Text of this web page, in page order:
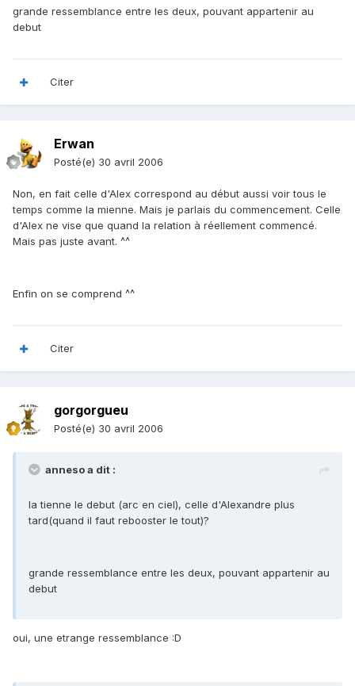
grande ressemblance entre les deux, pouvant appartenir au
debut
Citer
Erwan
Posté(e) 30 avril 2006
Non, en fait celle d'Alex correspond au début aussi voir tous le
temps comme la mienne. Mais je parlais du commencement. Celle
d'Alex ne vise que quand la relation à réellement commencé.
Mais pas juste avant. ^^
Enfin on se comprend ^^
Citer
gorgorgueu
Posté(e) 30 avril 2006
anneso a dit :
la tienne le debut (arc en ciel), celle d'Alexandre plus
tard(quand il faut rebooster le tout)?
grande ressemblance entre les deux, pouvant appartenir au
debut
oui, une etrange ressemblance :D